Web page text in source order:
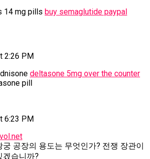
14 mg pills buy semaglutide paypal
2:26 PM
deltasone 5mg over the counter
pill
6:23 PM
궁 공장의 용도는 무엇인가? 전쟁 장관이
겠습니까?